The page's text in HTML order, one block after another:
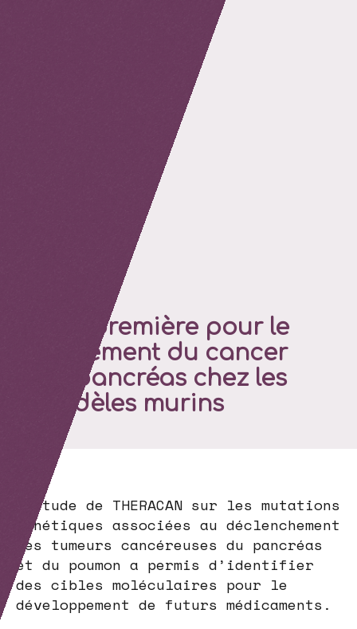
Une première pour le
traitement du cancer
du pancréas chez les
modèles murins
L’étude de THERACAN sur les mutations
génétiques associées au déclenchement
des tumeurs cancéreuses du pancréas
et du poumon a permis d’identifier
des cibles moléculaires pour le
développement de futurs médicaments.